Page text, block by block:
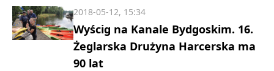
Wyścig na Kanale Bydgoskim. 16.
Żeglarska Drużyna Harcerska ma
90 lat
2018-05-12, 15:34